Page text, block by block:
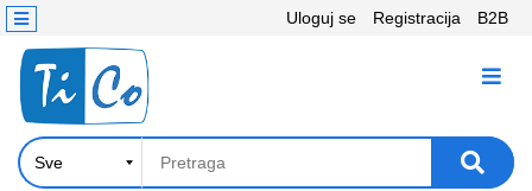
Uloguj se Registracija B2B
KATEGORIJE
Računari,
Komponente
Kontakt